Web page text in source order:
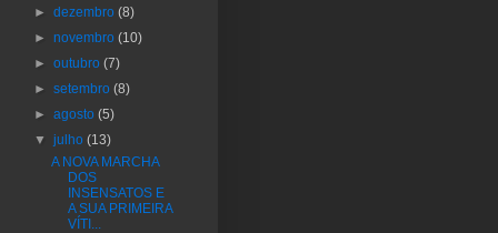
►dezembro(8)
►novembro(10)
►outubro(7)
►setembro(8)
►agosto(5)
▼julho(13)
A NOVA MARCHA
DOS
INSENSATOS E
A SUA PRIMEIRA
VÍTI...